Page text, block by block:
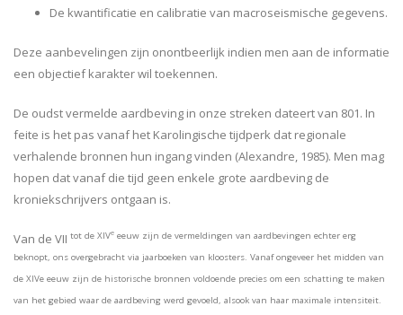
De kwantificatie en calibratie van macroseismische gegevens.
Deze aanbevelingen zijn onontbeerlijk indien men aan de informatie
een objectief karakter wil toekennen.
De oudst vermelde aardbeving in onze streken dateert van 801. In
feite is het pas vanaf het Karolingische tijdperk dat regionale
verhalende bronnen hun ingang vinden (Alexandre, 1985). Men mag
hopen dat vanaf die tijd geen enkele grote aardbeving de
kroniekschrijvers ontgaan is.
Van de VII tot de XIVe eeuw zijn de vermeldingen van aardbevingen echter erg
beknopt, ons overgebracht via jaarboeken van kloosters. Vanaf ongeveer het midden van
de XIVe eeuw zijn de historische bronnen voldoende precies om een schatting te maken
van het gebied waar de aardbeving werd gevoeld, alsook van haar maximale intensiteit.